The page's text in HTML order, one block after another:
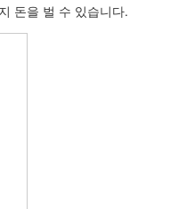
돈을 벌 수 있습니다.